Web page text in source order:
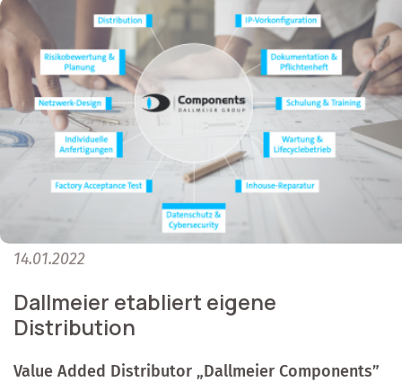
14.01.2022
Dallmeier etabliert eigene
Distribution
Value Added Distributor „Dallmeier Components”